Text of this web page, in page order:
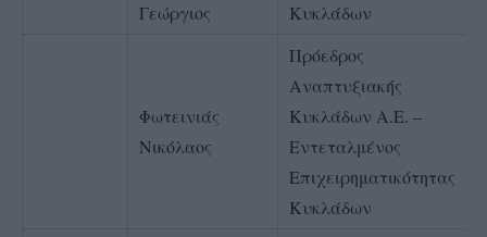
Γεώργιος
Κυκλάδων
Φωτεινιάς
Νικόλαος
Πρόεδρος
Αναπτυξιακής
Κυκλάδων Α.Ε. –
Εντεταλμένος
Επιχειρηματικότητας
Κυκλάδων